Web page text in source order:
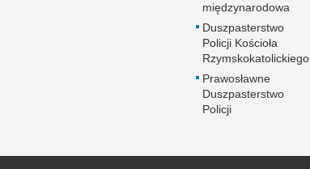
międzynarodowa
Duszpasterstwo
Policji Kościoła
Rzymskokatolickiego
Prawosławne
Duszpasterstwo
Policji